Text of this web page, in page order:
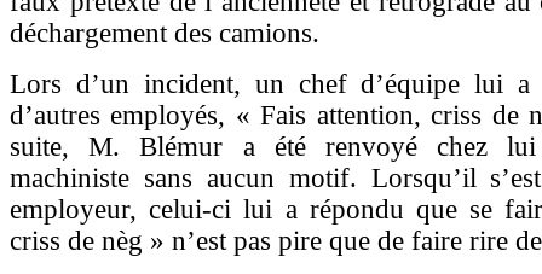
déchargement des camions.
Lors d’un incident, un chef d’équipe lui a
d’autres employés, « Fais attention, criss de
suite, M. Blémur a été renvoyé chez
machiniste sans aucun motif. Lorsqu’il
employeur, celui-ci lui a répondu que se
criss de nèg » n’est pas pire que de faire rire